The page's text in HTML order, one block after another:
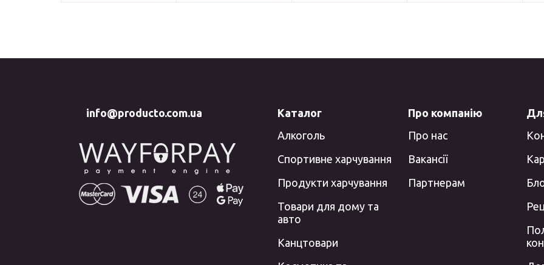
info@producto.com.ua
Каталог
Алкоголь
Спортивне харчування
Продукти харчування
Товари для дому та
авто
Канцтовари
Про компанію
Про нас
Вакансії
Партнерам